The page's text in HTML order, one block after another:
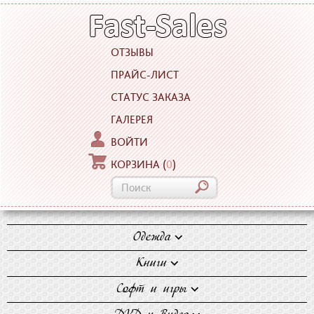
ОТЗЫВЫ
ПРАЙС-ЛИСТ
СТАТУС ЗАКАЗА
ГАЛЕРЕЯ
ВОЙТИ
КОРЗИНА(0)
Одежда
Блузки
Джинсы
Майки
Книги
Художественная
литература
Софт и игры